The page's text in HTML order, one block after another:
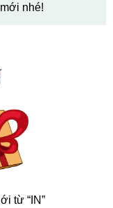
nhé!
từ “IN”